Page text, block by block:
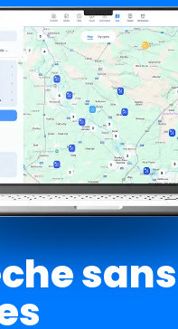
sans